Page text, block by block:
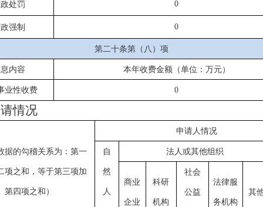
处罚 0
强制 0
第二十条第（八）项
内容 本年收费金额（单位：万元）
业性收费 0
情况
据的勾稽关系为：第一
项之和，等于第三项加
第四项之和）
申请人情况
自
然
人
法人或其他组织
商业
企业
科研
机构
社会
公益
法律服
务机构
其